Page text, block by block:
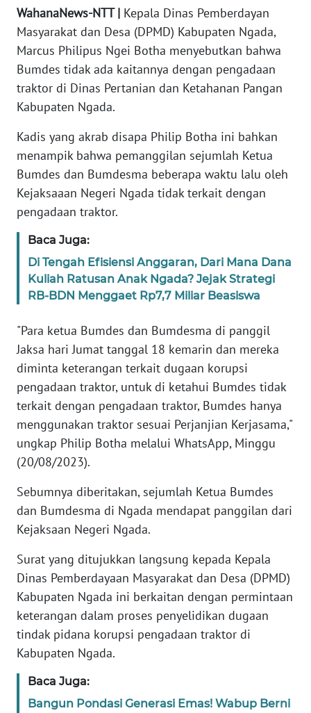
WahanaNews-NTT | Kepala Dinas Pemberdayan
Masyarakat dan Desa (DPMD) Kabupaten Ngada,
Marcus Philipus Ngei Botha menyebutkan bahwa
Bumdes tidak ada kaitannya dengan pengadaan
traktor di Dinas Pertanian dan Ketahanan Pangan
Kabupaten Ngada.
Kadis yang akrab disapa Philip Botha ini bahkan
menampik bahwa pemanggilan sejumlah Ketua
Bumdes dan Bumdesma beberapa waktu lalu oleh
Kejaksaaan Negeri Ngada tidak terkait dengan
pengadaan traktor.
Baca Juga:
Di Tengah Efisiensi Anggaran, Dari Mana Dana
Kuliah Ratusan Anak Ngada? Jejak Strategi
RB-BDN Menggaet Rp7,7 Miliar Beasiswa
"Para ketua Bumdes dan Bumdesma di panggil
Jaksa hari Jumat tanggal 18 kemarin dan mereka
diminta keterangan terkait dugaan korupsi
pengadaan traktor, untuk di ketahui Bumdes tidak
terkait dengan pengadaan traktor, Bumdes hanya
menggunakan traktor sesuai Perjanjian Kerjasama,"
ungkap Philip Botha melalui WhatsApp, Minggu
(20/08/2023).
Sebumnya diberitakan, sejumlah Ketua Bumdes
dan Bumdesma di Ngada mendapat panggilan dari
Kejaksaan Negeri Ngada.
Surat yang ditujukkan langsung kepada Kepala
Dinas Pemberdayaan Masyarakat dan Desa (DPMD)
Kabupaten Ngada ini berkaitan dengan permintaan
keterangan dalam proses penyelidikan dugaan
tindak pidana korupsi pengadaan traktor di
Kabupaten Ngada.
Baca Juga:
Bangun Pondasi Generasi Emas! Wabup Berni
MEDIA
SIBER
REDAKSI
KARIR
DISCLAIMER
Wahana
News
Regional
WN
SUMUT
WN
WN
WN
BANTEN
WN
NTT
WN
KEPRI
PAPUA
WN
PAPUA
BARAT
RIAU